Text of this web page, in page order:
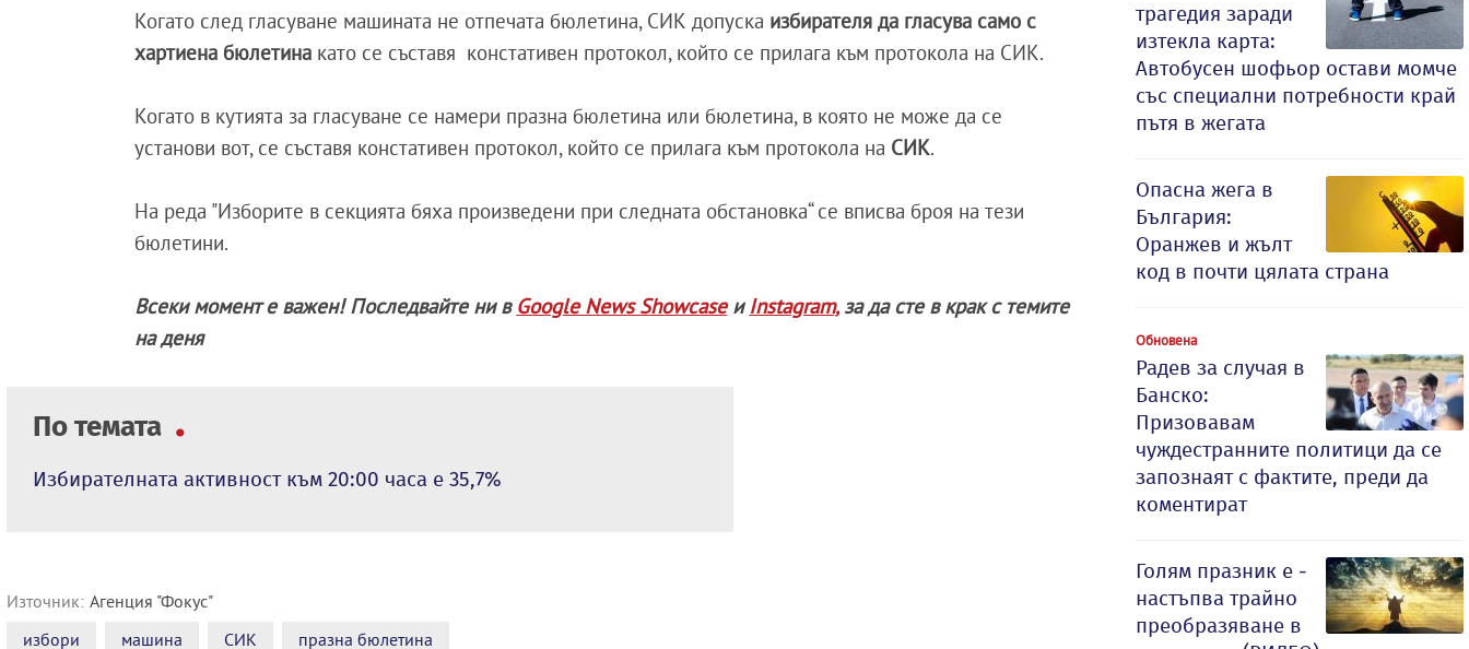
Когато след гласуване машината не отпечата бюлетина, СИК допуска избирателя да гласува само с
хартиена бюлетина като се съставя констативен протокол, който се прилага към протокола на СИК.
Когато в кутията за гласуване се намери празна бюлетина или бюлетина, в която не може да се
установи вот, се съставя констативен протокол, който се прилага към протокола на СИК.
На реда "Изборите в секцията бяха произведени при следната обстановка“ се вписва броя на тези
бюлетини.
Всеки момент е важен! Последвайте ни в Google News Showcaseи Instagram,за да сте в крак с темите
на деня
По темата
Избирателната активност към 20:00 часа е 35,7%
Източник: Агенция "Фокус"
избори
машина СИК празна бюлетина
трагедия заради
изтекла карта:
Автобусен шофьор остави момче
със специални потребности край
пътя в жегата
Опасна жега в
България:
Оранжев и жълт
код в почти цялата страна
Обновена
Радев за случая в
Банско:
Призовавам
чуждестранните политици да се
запознаят с фактите, преди да
коментират
Голям празник е -
настъпва трайно
преобразяване в